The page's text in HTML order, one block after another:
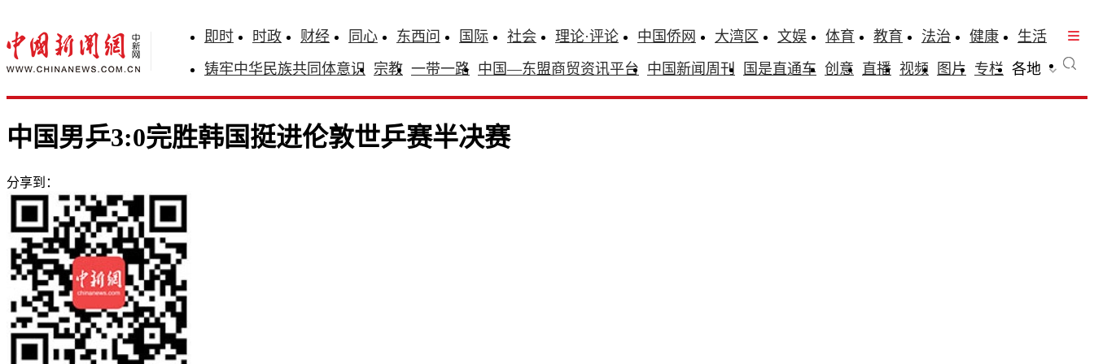
即时 时政 财经 同心 东西问 国际 社会 理论·评论 中国侨网 大湾区 文娱 体育 教育 法治 健康
生活
铸牢中华民族共同体意识 宗教 一带一路 中国—东盟商贸资讯平台 中国新闻周刊 国是直通车 创意 直播 视频 图片 专栏 各地
中国男乒3:0完胜韩国挺进伦敦世乒赛半决赛
分享到：